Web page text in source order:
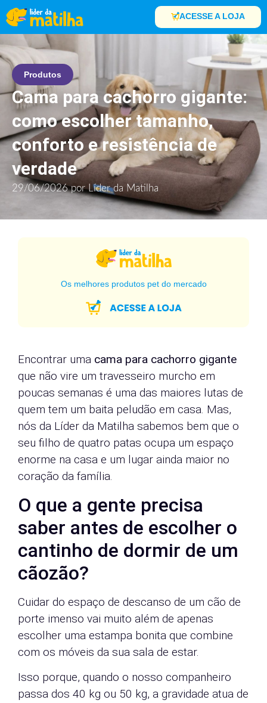
ACESSE A LOJA
Produtos
Cama para cachorro gigante:
como escolher tamanho,
conforto e resistência de
verdade
29/06/2026 porLíder da Matilha
Os melhores produtos pet do mercado
Encontrar uma cama para cachorro gigante
que não vire um travesseiro murcho em
poucas semanas é uma das maiores lutas de
quem tem um baita peludão em casa. Mas,
nós da Líder da Matilha sabemos bem que o
seu filho de quatro patas ocupa um espaço
enorme na casa e um lugar ainda maior no
coração da família.
O que a gente precisa
saber antes de escolher o
cantinho de dormir de um
cãozão?
Cuidar do espaço de descanso de um cão de
porte imenso vai muito além de apenas
escolher uma estampa bonita que combine
com os móveis da sua sala de estar.
Isso porque, quando o nosso companheiro
passa dos 40 kg ou 50 kg, a gravidade atua de